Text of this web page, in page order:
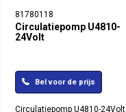
81780118
Circulatiepomp U4810-
24Volt
Bel voor de prijs
Circulatiepomp U4810-24Volt